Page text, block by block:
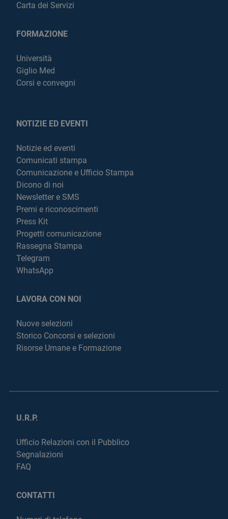
Carta dei Servizi
FORMAZIONE
Università
Giglio Med
Corsi e convegni
NOTIZIE ED EVENTI
Notizie ed eventi
Comunicati stampa
Comunicazione e Ufficio Stampa
Dicono di noi
Newsletter e SMS
Premi e riconoscimenti
Press Kit
Progetti comunicazione
Rassegna Stampa
Telegram
WhatsApp
LAVORA CON NOI
Nuove selezioni
Storico Concorsi e selezioni
Risorse Umane e Formazione
U.R.P.
Ufficio Relazioni con il Pubblico
Segnalazioni
FAQ
CONTATTI